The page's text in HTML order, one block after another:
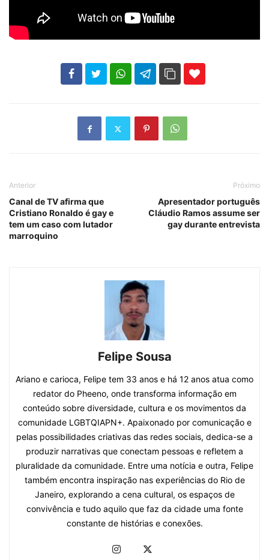
102 35
Anterior
Canal de TV afirma que
Cristiano Ronaldo é gay e
tem um caso com lutador
marroquino
Próximo
Apresentador português
Cláudio Ramos assume ser
gay durante entrevista
Felipe Sousa
Ariano e carioca, Felipe tem 33 anos e há 12 anos atua como
redator do Pheeno, onde transforma informação em
conteúdo sobre diversidade, cultura e os movimentos da
comunidade LGBTQIAPN+. Apaixonado por comunicação e
pelas possibilidades criativas das redes sociais, dedica-se a
produzir narrativas que conectam pessoas e refletem a
pluralidade da comunidade. Entre uma notícia e outra, Felipe
também encontra inspiração nas experiências do Rio de
Janeiro, explorando a cena cultural, os espaços de
convivência e tudo aquilo que faz da cidade uma fonte
constante de histórias e conexões.